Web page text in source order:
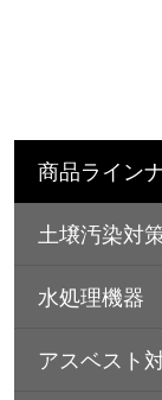
商品ライン
土壌汚染対
水処理機器
アスベスト